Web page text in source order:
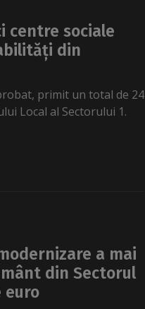
centre sociale
din
primit un total de 24
Local al Sectorului 1.
a mai
din Sectorul
euro